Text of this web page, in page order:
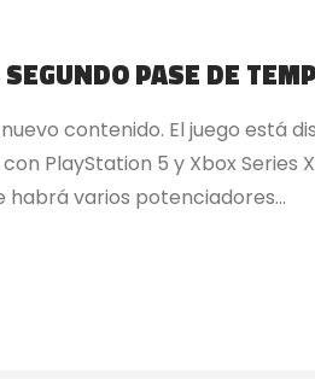
PASE DE
nuevo contenido. El juego está
PlayStation 5 y Xbox Series
habrá varios potenciadores...